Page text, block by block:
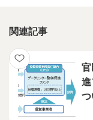
関連記事
官
進
つ